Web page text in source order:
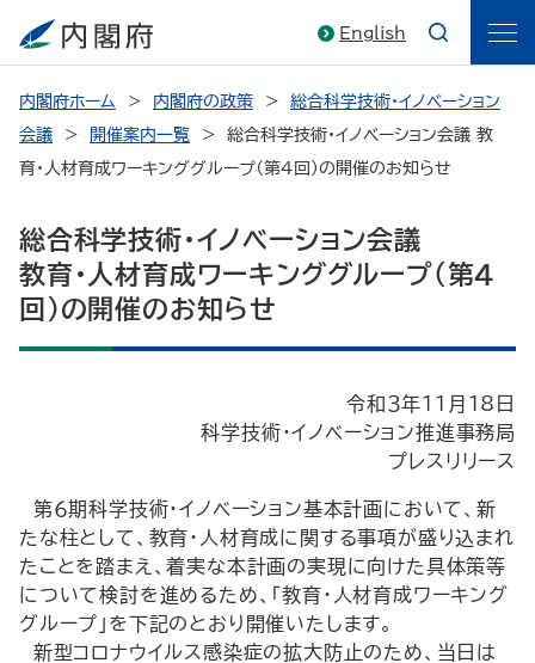
English
内閣府ホーム 内閣府の政策
総合科学技術・イノベーション
会議
開催案内一覧
総合科学技術・イノベーション会議 教
育・人材育成ワーキンググループ（第4回）の開催のお知らせ
総合科学技術・イノベーション会議
教育・人材育成ワーキンググループ（第4
回）の開催のお知らせ
令和３年11月18日
科学技術・イノベーション推進事務局
プレスリリース
第６期科学技術・イノベーション基本計画において、新
たな柱として、教育・人材育成に関する事項が盛り込まれ
たことを踏まえ、着実な本計画の実現に向けた具体策等
について検討を進めるため、「教育・人材育成ワーキング
グループ」を下記のとおり開催いたします。
新型コロナウイルス感染症の拡大防止のため、当日は